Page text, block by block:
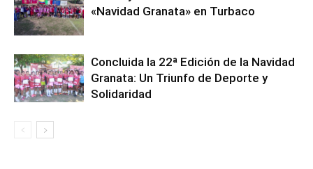
«Navidad Granata» en Turbaco
Concluida la 22ª Edición de la Navidad
Granata: Un Triunfo de Deporte y
Solidaridad